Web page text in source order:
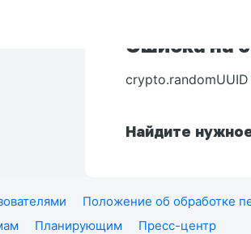
Ошибка на
Найдите
Положение об обработке
Планирующим Пресс-центр